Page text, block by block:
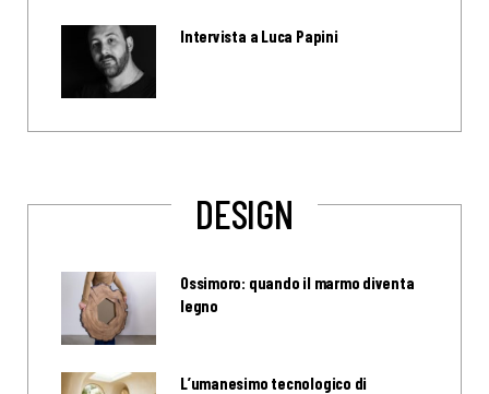
Intervista a Luca Papini
DESIGN
Ossimoro: quando il marmo diventa
legno
L’umanesimo tecnologico di